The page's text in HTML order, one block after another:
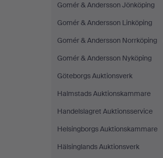
Gomér & Andersson Jönköping
Gomér & Andersson Linköping
Gomér & Andersson Norrköping
Gomér & Andersson Nyköping
Göteborgs Auktionsverk
Halmstads Auktionskammare
Handelslagret Auktionsservice
Helsingborgs Auktionskammare
Hälsinglands Auktionsverk